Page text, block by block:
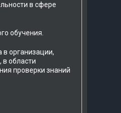
в сфере
обучения.
организации,
области
проверки знаний